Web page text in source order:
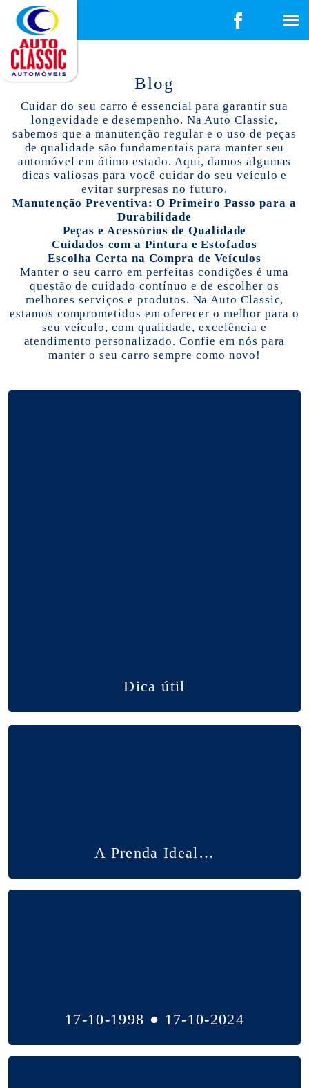
Blog
Cuidar do seu carro é essencial para garantir sua
longevidade e desempenho. Na Auto Classic,
sabemos que a manutenção regular e o uso de peças
de qualidade são fundamentais para manter seu
automóvel em ótimo estado. Aqui, damos algumas
dicas valiosas para você cuidar do seu veículo e
evitar surpresas no futuro.
Manutenção Preventiva: O Primeiro Passo para a
Durabilidade
Peças e Acessórios de Qualidade
Cuidados com a Pintura e Estofados
Escolha Certa na Compra de Veículos
Manter o seu carro em perfeitas condições é uma
questão de cuidado contínuo e de escolher os
melhores serviços e produtos. Na Auto Classic,
estamos comprometidos em oferecer o melhor para o
seu veículo, com qualidade, excelência e
atendimento personalizado. Confie em nós para
manter o seu carro sempre como novo!
Dica útil
A Prenda Ideal…
17-10-1998 ● 17-10-2024